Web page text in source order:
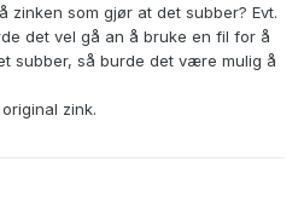
zinken som gjør at det subber? Evt.
det vel gå an å bruke en fil for å
subber, så burde det være mulig å
zink.